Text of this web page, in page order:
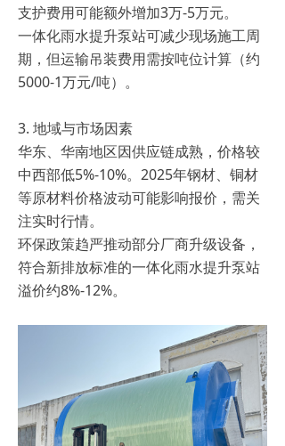
支护费用可能额外增加3万-5万元。
一体化雨水提升泵站可减少现场施工周
期，但运输吊装费用需按吨位计算（约
5000-1万元/吨）。
3. 地域与市场因素
华东、华南地区因供应链成熟，价格较
中西部低5%-10%。2025年钢材、铜材
等原材料价格波动可能影响报价，需关
注实时行情。
环保政策趋严推动部分厂商升级设备，
符合新排放标准的一体化雨水提升泵站
溢价约8%-12%。